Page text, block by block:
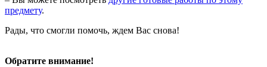
предмету.
Рады, что смогли помочь, ждем Вас снова!
Обратите внимание!